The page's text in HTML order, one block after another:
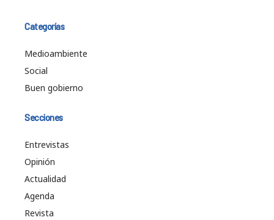
Categorías
Medioambiente
Social
Buen gobierno
Secciones
Entrevistas
Opinión
Actualidad
Agenda
Revista